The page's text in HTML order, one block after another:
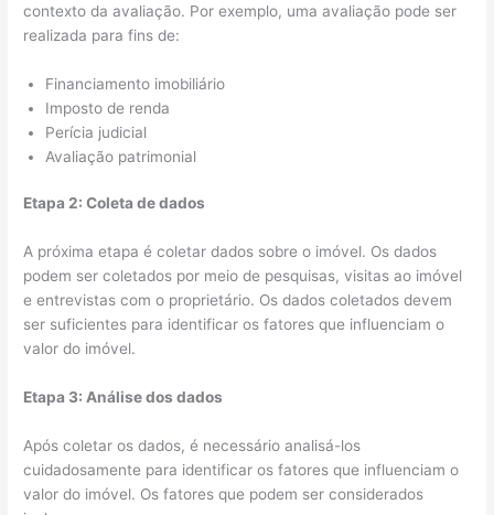
contexto da avaliação. Por exemplo, uma avaliação pode ser
realizada para fins de:
Financiamento imobiliário
Imposto de renda
Perícia judicial
Avaliação patrimonial
Etapa 2: Coleta de dados
A próxima etapa é coletar dados sobre o imóvel. Os dados
podem ser coletados por meio de pesquisas, visitas ao imóvel
e entrevistas com o proprietário. Os dados coletados devem
ser suficientes para identificar os fatores que influenciam o
valor do imóvel.
Etapa 3: Análise dos dados
Após coletar os dados, é necessário analisá-los
cuidadosamente para identificar os fatores que influenciam o
valor do imóvel. Os fatores que podem ser considerados